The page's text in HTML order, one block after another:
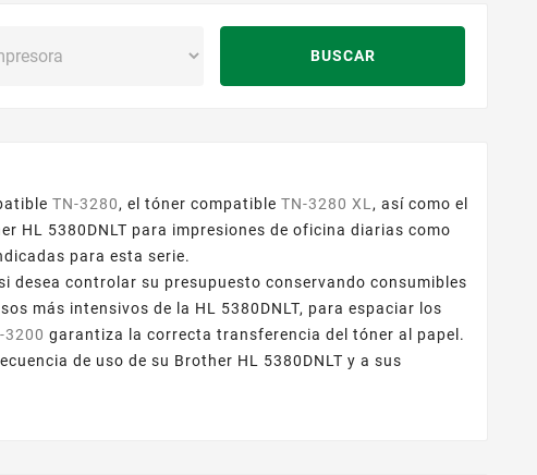
BUSCAR
TN-3280, el tóner compatibleTN-3280 XL , así como el
HL 5380DNLT para impresiones de oficina diarias como
para esta serie.
desea controlar su presupuesto conservando consumibles
más intensivos de la HL 5380DNLT, para espaciar los
3200 garantiza la correcta transferencia del tóner al papel.
de uso de su Brother HL 5380DNLT y a sus